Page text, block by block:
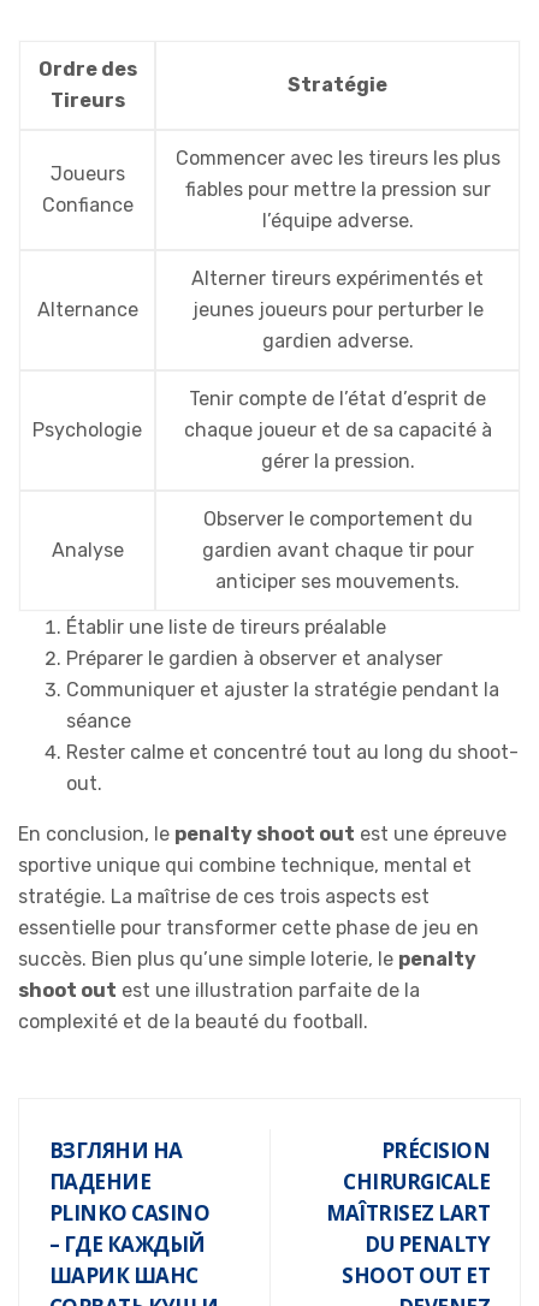
Ordre des
Tireurs
Stratégie
Joueurs
Confiance
Commencer avec les tireurs les plus
fiables pour mettre la pression sur
l’équipe adverse.
Alternance
Alterner tireurs expérimentés et
jeunes joueurs pour perturber le
gardien adverse.
Psychologie
Tenir compte de l’état d’esprit de
chaque joueur et de sa capacité à
gérer la pression.
Analyse
Observer le comportement du
gardien avant chaque tir pour
anticiper ses mouvements.
Établir une liste de tireurs préalable
Préparer le gardien à observer et analyser
Communiquer et ajuster la stratégie pendant la
séance
Rester calme et concentré tout au long du shoot-
out.
En conclusion, le penalty shoot out est une épreuve
sportive unique qui combine technique, mental et
stratégie. La maîtrise de ces trois aspects est
essentielle pour transformer cette phase de jeu en
succès. Bien plus qu’une simple loterie, le penalty
shoot out est une illustration parfaite de la
complexité et de la beauté du football.
ВЗГЛЯНИ НА
ПАДЕНИЕ
PLINKO CASINO
– ГДЕ КАЖДЫЙ
ШАРИК ШАНС
PRÉCISION
CHIRURGICALE
MAÎTRISEZ LART
DU PENALTY
SHOOT OUT ET